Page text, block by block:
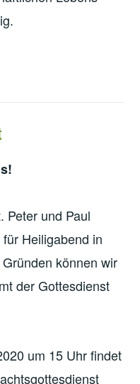
Peter und Paul
Heiligabend in
können wir
der Gottesdienst
um 15 Uhr findet